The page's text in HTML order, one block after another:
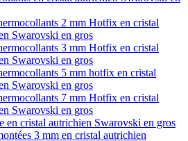
2 mm Hotfix en cristal
Swarovski en gros
3 mm Hotfix en cristal
Swarovski en gros
5 mm hotfix en cristal
Swarovski en gros
7 mm Hotfix en cristal
Swarovski en gros
en cristal autrichien Swarovski en gros
3 mm en cristal autrichien